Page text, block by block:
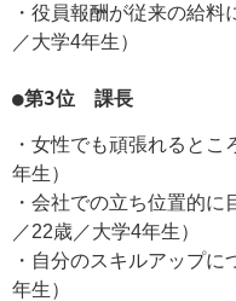
・役員報酬が従来の給
／大学4年生）
●第3位 課長
・女性でも頑張れると
年生）
・会社での立ち位置的
／22歳／大学4年生）
・自分のスキルアップ
年生）